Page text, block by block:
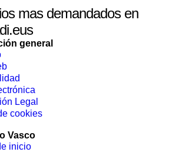
mas demandados en
general
Legal
cookies
Vasco
inicio